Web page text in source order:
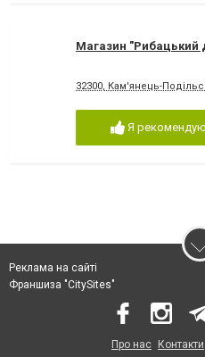
Магазин "Рибацький
32300, Кам'янець-
Я рекомендую
Реклама на сайті
Франшиза "CitySites"
Про нас Контакти